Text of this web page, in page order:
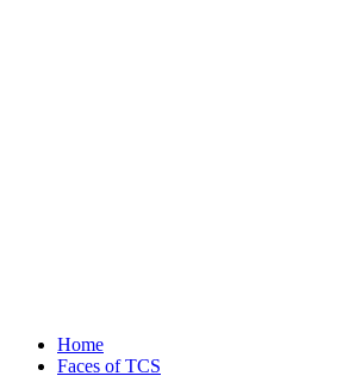
Home
Faces of TCS